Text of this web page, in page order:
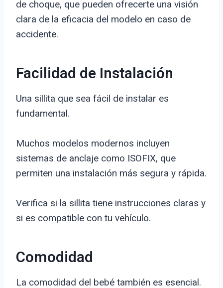
de choque, que pueden ofrecerte una visión
clara de la eficacia del modelo en caso de
accidente.
Facilidad de Instalación
Una sillita que sea fácil de instalar es
fundamental.
Muchos modelos modernos incluyen
sistemas de anclaje como ISOFIX, que
permiten una instalación más segura y rápida.
Verifica si la sillita tiene instrucciones claras y
si es compatible con tu vehículo.
Comodidad
La comodidad del bebé también es esencial.